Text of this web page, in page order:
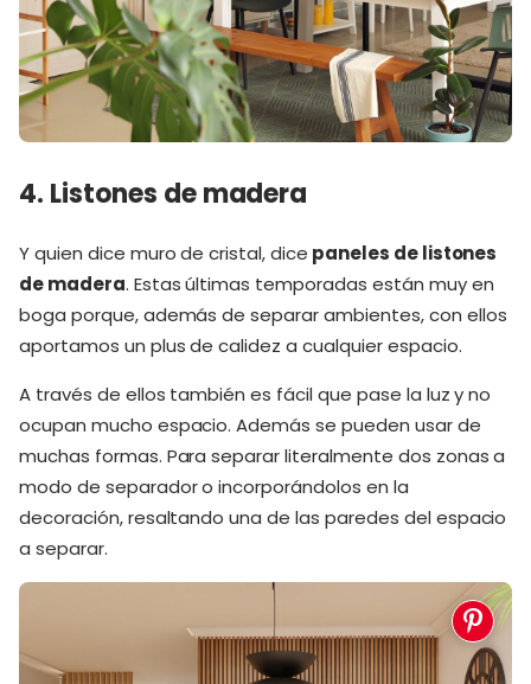
4. Listones de madera
Y quien dice muro de cristal, dice paneles de listones
de madera. Estas últimas temporadas están muy en
boga porque, además de separar ambientes, con ellos
aportamos un plus de calidez a cualquier espacio.
A través de ellos también es fácil que pase la luz y no
ocupan mucho espacio. Además se pueden usar de
muchas formas. Para separar literalmente dos zonas a
modo de separador o incorporándolos en la
decoración, resaltando una de las paredes del espacio
a separar.